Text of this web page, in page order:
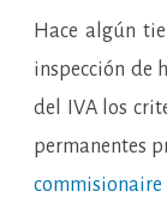
Hace algún
inspección de
del IVA los
permanentes